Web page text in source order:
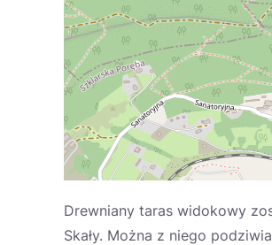
Drewniany taras widokowy
Skały. Można z niego